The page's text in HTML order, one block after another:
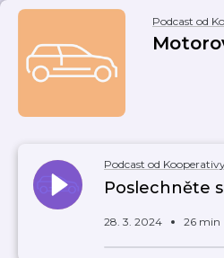
Podcast od
Podcast od
Poslechněte
28. 3. 2024 26 min